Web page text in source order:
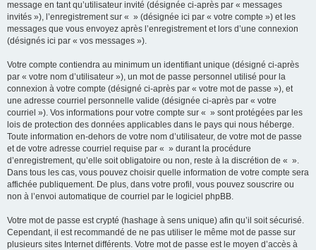
message en tant qu’utilisateur invité (désignée ci-après par « messages
invités »), l’enregistrement sur « » (désignée ici par « votre compte ») et les
messages que vous envoyez après l’enregistrement et lors d’une connexion
(désignés ici par « vos messages »).
Votre compte contiendra au minimum un identifiant unique (désigné ci-après
par « votre nom d’utilisateur »), un mot de passe personnel utilisé pour la
connexion à votre compte (désigné ci-après par « votre mot de passe »), et
une adresse courriel personnelle valide (désignée ci-après par « votre
courriel »). Vos informations pour votre compte sur « » sont protégées par les
lois de protection des données applicables dans le pays qui nous héberge.
Toute information en-dehors de votre nom d’utilisateur, de votre mot de passe
et de votre adresse courriel requise par « » durant la procédure
d’enregistrement, qu’elle soit obligatoire ou non, reste à la discrétion de « ».
Dans tous les cas, vous pouvez choisir quelle information de votre compte sera
affichée publiquement. De plus, dans votre profil, vous pouvez souscrire ou
non à l’envoi automatique de courriel par le logiciel phpBB.
Votre mot de passe est crypté (hashage à sens unique) afin qu’il soit sécurisé.
Cependant, il est recommandé de ne pas utiliser le même mot de passe sur
plusieurs sites Internet différents. Votre mot de passe est le moyen d’accès à